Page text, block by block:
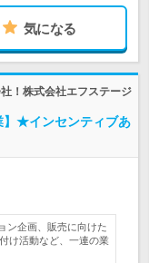
気になる
！株式会社エフステージ
】★インセンティブあ
ン企画、販売に向けた
け活動など、一連の業